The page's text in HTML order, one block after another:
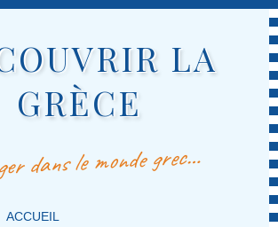
LA
GRÈCE
dans le monde grec…
PRINCIPALE
SECONDAIRE
ACCUEIL